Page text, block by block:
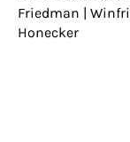
Friedman |
Honecker